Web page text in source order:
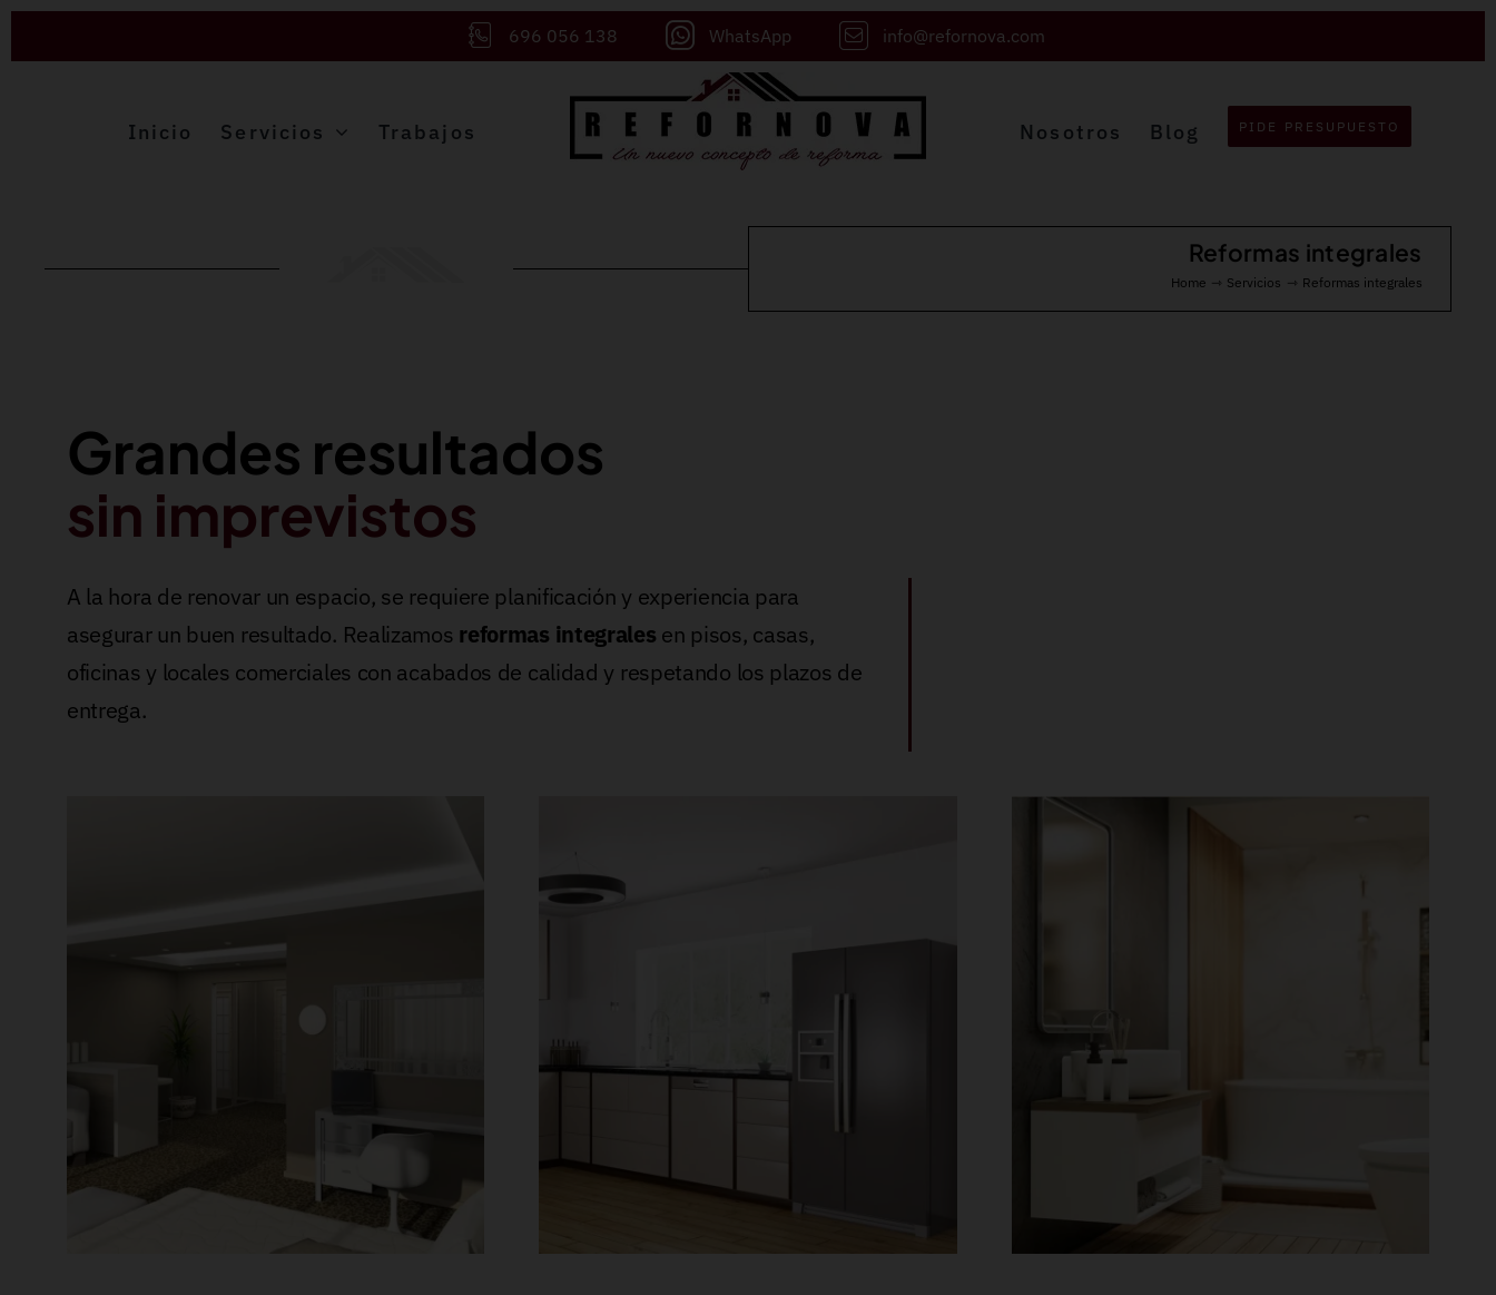
Saltar
696 056 138 WhatsApp info@refornova.com
Inicio Servicios Trabajos Nosotros Blog PIDE PRESUPUESTO
Reformas integrales
Home Servicios Reformas integrales
Grandes resultados
sin imprevistos
A la hora de renovar un espacio, se requiere planificación y experiencia para
asegurar un buen resultado. Realizamos reformas integrales en pisos, casas,
oficinas y locales comerciales con acabados de calidad y respetando los plazos de
entrega.